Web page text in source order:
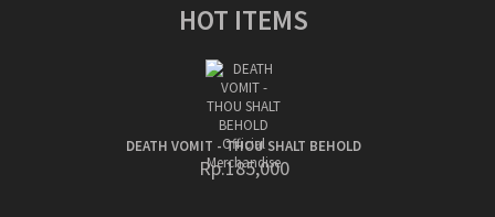
HOT ITEMS
DEATH VOMIT - THOU SHALT BEHOLD
Rp.185,000